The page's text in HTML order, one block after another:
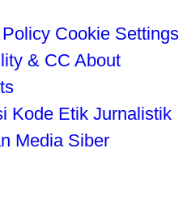
Cookie Settings
& CC About
Kode Etik Jurnalistik
Media Siber